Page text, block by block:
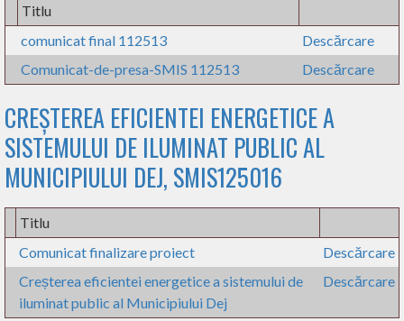
Titlu
comunicat final 112513
Descărcare
Comunicat-de-presa-SMIS 112513
Descărcare
CREȘTEREA EFICIENTEI ENERGETICE A
SISTEMULUI DE ILUMINAT PUBLIC AL
MUNICIPIULUI DEJ, SMIS125016
Titlu
Comunicat finalizare proiect
Descărcare
Creșterea eficientei energetice a sistemului de
iluminat public al Municipiului Dej
Descărcare